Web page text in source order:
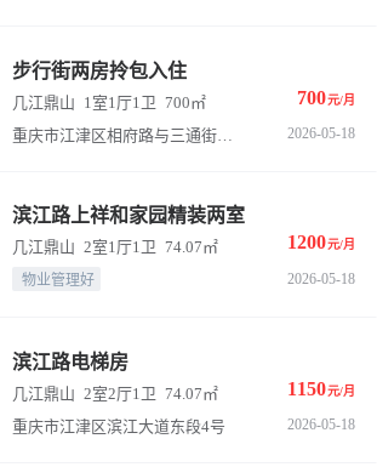
步行街两房拎包入住
几江鼎山 1室1厅1卫 700㎡ 700元/月
2026-05-18
滨江路上祥和家园精装两室
几江鼎山 2室1厅1卫 74.07㎡ 1200元/月
物业管理好 2026-05-18
滨江路电梯房
几江鼎山 2室2厅1卫 74.07㎡ 1150元/月
重庆市江津区滨江大道东段4号 2026-05-18